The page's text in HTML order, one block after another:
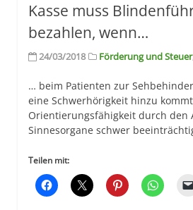
Kasse muss
bezahlen, wenn…
24/03/2018 Förderung und Steuer
… beim Patienten zur
eine Schwerhörigkeit hinzu
Orientierungsfähigkeit durch den
Sinnesorgane schwer
Teilen mit: